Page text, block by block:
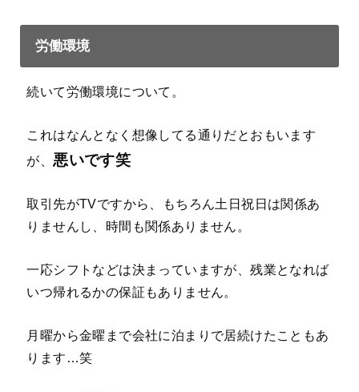
労働環境
続いて労働環境について。
これはなんとなく想像してる通りだとおもいます
が、 悪いです笑
取引先がTVですから、もちろん土日祝日は関係あ
りませんし、時間も関係ありません。
一応シフトなどは決まっていますが、残業となれば
いつ帰れるかの保証もありません。
月曜から金曜まで会社に泊まりで居続けたこともあ
ります…笑